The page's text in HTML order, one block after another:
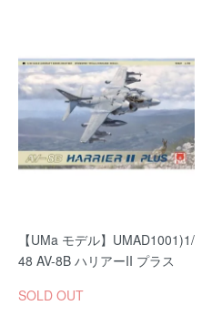
【UMa モデル】UMAD1001)1/
48 AV-8B ハリアーII プラス
SOLD OUT